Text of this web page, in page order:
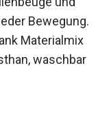
und
Materialmix